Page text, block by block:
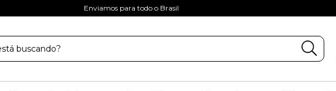
Enviamos para todo o Brasil